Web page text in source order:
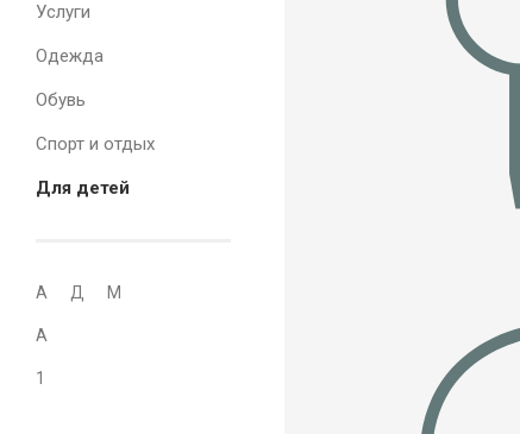
Услуги
Одежда
Обувь
Спорт и отдых
Для детей
А Д М
A
1